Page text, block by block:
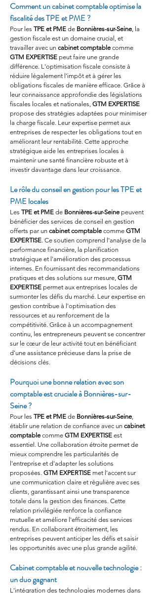
Comment un cabinet comptable optimise la
fiscalité des TPE et PME ?
Pour les TPE et PME de Bonnières-sur-Seine, la
gestion fiscale est un domaine crucial, et
travailler avec un cabinet comptable comme
GTM EXPERTISE peut faire une grande
différence. L'optimisation fiscale consiste à
réduire légalement l'impôt et à gérer les
obligations fiscales de manière efficace. Grâce à
leur connaissance approfondie des législations
fiscales locales et nationales, GTM EXPERTISE
propose des stratégies adaptées pour minimiser
la charge fiscale. Leur expertise permet aux
entreprises de respecter les obligations tout en
améliorant leur rentabilité. Cette approche
stratégique aide les entreprises locales à
maintenir une santé financière robuste et à
investir davantage dans leur croissance.
Le rôle du conseil en gestion pour les TPE et
PME locales
Les TPE et PME de Bonnières-sur-Seine peuvent
bénéficier des services de conseil en gestion
offerts par un cabinet comptable comme GTM
EXPERTISE. Ce soutien comprend l'analyse de la
performance financière, la planification
stratégique et l'amélioration des processus
internes. En fournissant des recommandations
pratiques et des solutions sur mesure, GTM
EXPERTISE permet aux entreprises locales de
surmonter les défis du marché. Leur expertise en
gestion contribue à l'optimisation des
ressources et au renforcement de la
compétitivité. Grâce à un accompagnement
continu, les entrepreneurs peuvent se concentrer
sur le cœur de leur activité tout en bénéficiant
d'une assistance précieuse dans la prise de
décisions clés.
Pourquoi une bonne relation avec son
comptable est cruciale à Bonnières-sur-
Seine ?
Pour les TPE et PME de Bonnières-sur-Seine,
établir une relation de confiance avec un cabinet
comptable comme GTM EXPERTISE est
essentiel. Une collaboration étroite permet de
mieux comprendre les particularités de
l'entreprise et d'adapter les solutions
proposées. GTM EXPERTISE met l'accent sur
une communication claire et régulière avec ses
clients, garantissant ainsi une transparence
totale dans la gestion des finances. Cette
relation privilégiée renforce la confiance
mutuelle et améliore l'efficacité des services
rendus. En collaborant étroitement, les
entreprises peuvent anticiper les défis et saisir
les opportunités avec une plus grande agilité.
Cabinet comptable et nouvelle technologie :
un duo gagnant
L'intégration des technologies modernes dans